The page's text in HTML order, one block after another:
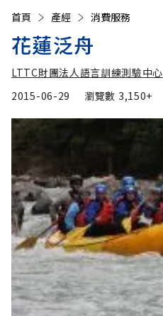
首頁 產經 消費服務
花蓮泛舟
LTTC財團法人語言訓練測驗中心
2015-06-29
瀏覽數 3,150+